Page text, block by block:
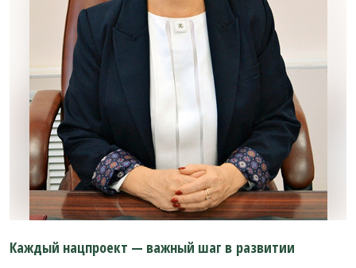
Каждый нацпроект — важный шаг в развитии